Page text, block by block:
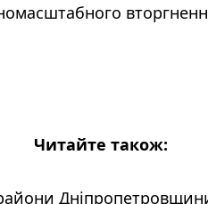
Читайте також: